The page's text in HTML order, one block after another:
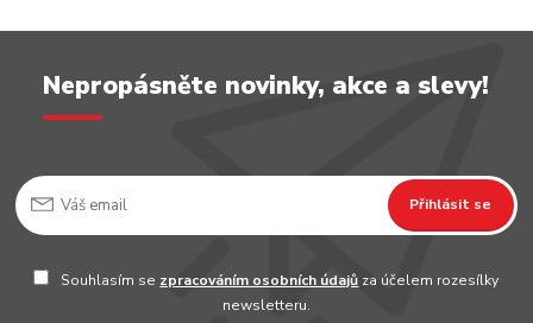
Nepropásněte novinky, akce a slevy!
Přihlásit se
Souhlasím se zpracováním osobních údajů za účelem rozesílky
newsletteru.